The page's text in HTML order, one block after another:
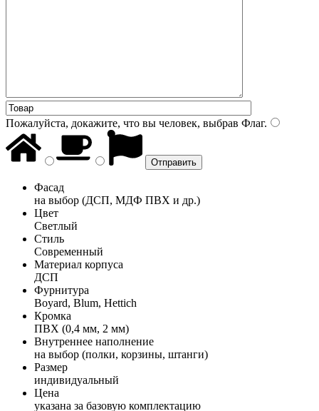
Пожалуйста, докажите, что вы человек, выбрав Флаг.
Фасад
на выбор (ДСП, МДФ ПВХ и др.)
Цвет
Светлый
Стиль
Современный
Материал корпуса
ДСП
Фурнитура
Boyard, Blum, Hettich
Кромка
ПВХ (0,4 мм, 2 мм)
Внутреннее наполнение
на выбор (полки, корзины, штанги)
Размер
индивидуальный
Цена
указана за базовую комплектацию